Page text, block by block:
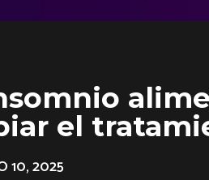
el
10, 2025